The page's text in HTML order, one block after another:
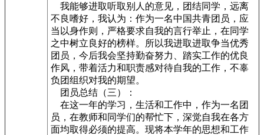
我能够进取听取别人的意见，团结同学，远离
不良嗜好，我认为：作为一名中国共青团员，应
当以身作则，严格要求自我的言行举止，在同学
之中树立良好的榜样。所以我进取进取争当优秀
团员，今后我会坚持勤奋努力、踏实工作的优良
作风，带着活力和职责感对待自我的工作，不辜
负团组织对我的期望。
团员总结（三）：
在这一年的学习，生活和工作中，作为一名团
员，在教师和同学们的帮忙下，深觉自我在各方
面均取得必须的提高。现将本学年的思想和工作